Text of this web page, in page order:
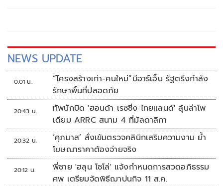
NEWS UPDATE
0:01 น.
“โครงสร้างเก่า-คนใหม่”บีอาร์เอ็น รัฐตรึงกำลัง
รักษาพื้นที่ปลอดภัย
20:43 น.
ทัพนักบิด 'ฮอนด้า เรซซิ่ง ไทยแลนด์' ลุ้นล่าโพ
เดียม ARRC สนาม 4 ที่มัลดาลิกา
20:32 น.
‘ศุภมาส’ สั่งเข้มตรวจคลินิกเสริมความงาม ย้ำ
โฆษณาราคาต้องจ่ายจริง
20:12 น.
พี่ชาย 'ฮลุน โซโล่' แจ้งกำหนดการสวดอภิธรรม
ศพ เตรียมจัดพิธีฌาปนกิจ 11 ส.ค.